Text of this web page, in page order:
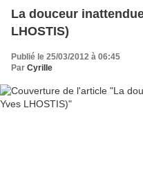
La douceur
LHOSTIS)
Publié le 25/03/2012 à 06:45
Par CyriIIe